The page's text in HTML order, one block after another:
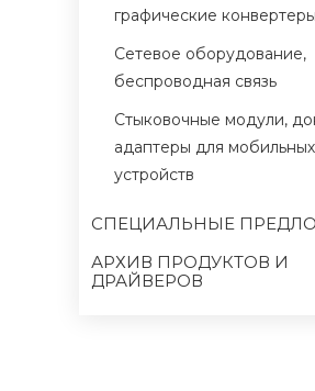
графические конвертеры
Сетевое оборудование,
беспроводная связь
Cтыковочные модули,
адаптеры для мобильных
устройств
CПЕЦИАЛЬНЫЕ
АРХИВ ПРОДУКТОВ И
ДРАЙВЕРОВ